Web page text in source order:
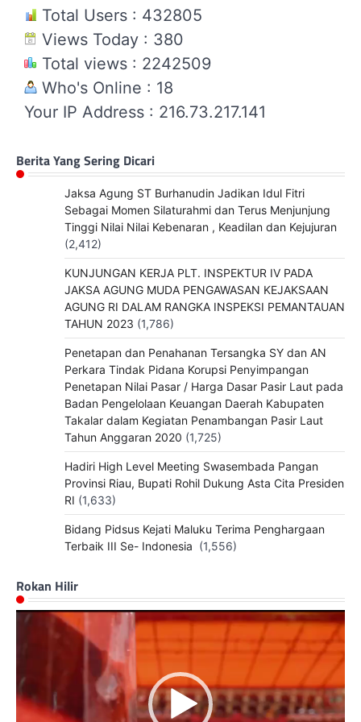
Total Users : 432805
Views Today : 380
Total views : 2242509
Who's Online : 18
Your IP Address : 216.73.217.141
Berita Yang Sering Dicari
Jaksa Agung ST Burhanudin Jadikan Idul Fitri
Sebagai Momen Silaturahmi dan Terus Menjunjung
Tinggi Nilai Nilai Kebenaran , Keadilan dan Kejujuran
(2,412)
KUNJUNGAN KERJA PLT. INSPEKTUR IV PADA
JAKSA AGUNG MUDA PENGAWASAN KEJAKSAAN
AGUNG RI DALAM RANGKA INSPEKSI PEMANTAUAN
TAHUN 2023 (1,786)
Penetapan dan Penahanan Tersangka SY dan AN
Perkara Tindak Pidana Korupsi Penyimpangan
Penetapan Nilai Pasar / Harga Dasar Pasir Laut pada
Badan Pengelolaan Keuangan Daerah Kabupaten
Takalar dalam Kegiatan Penambangan Pasir Laut
Tahun Anggaran 2020 (1,725)
Hadiri High Level Meeting Swasembada Pangan
Provinsi Riau, Bupati Rohil Dukung Asta Cita Presiden
RI (1,633)
Bidang Pidsus Kejati Maluku Terima Penghargaan
Terbaik III Se- Indonesia (1,556)
Rokan Hilir
Pemutar